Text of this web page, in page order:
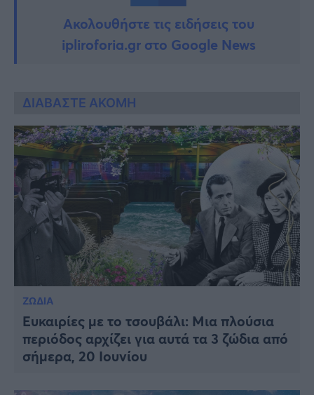
Ακολουθήστε τις ειδήσεις του
ipliroforia.gr στο Google News
ΔΙΑΒΑΣΤΕ ΑΚΟΜΗ
ΖΩΔΙΑ
Ευκαιρίες με το τσουβάλι: Μια πλούσια
περιόδος αρχίζει για αυτά τα 3 ζώδια από
σήμερα, 20 Ιουνίου